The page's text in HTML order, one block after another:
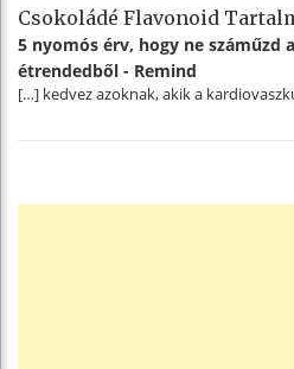
Csokoládé Flavonoid
5 nyomós érv, hogy ne száműzd
étrendedből - Remind
[…] kedvez azoknak, akik a